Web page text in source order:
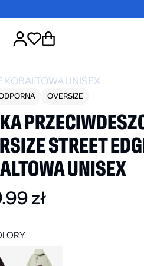
NOWOŚĆ
KOBALTOWA UNISEX
OVERSIZE
STREET
UNISEX
zł